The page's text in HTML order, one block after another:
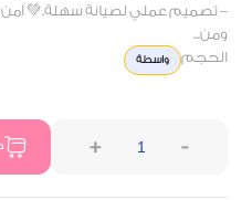
– تصميم عملي لصيانة سهلة.💚 آمن
ومن...
الحجم
واسطة
-
+